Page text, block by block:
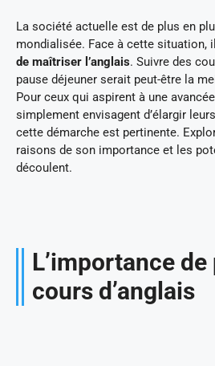
La société actuelle est de plus en
mondialisée. Face à cette situation,
de maîtriser l’anglais. Suivre des
pause déjeuner serait peut-être la
Pour ceux qui aspirent à une
simplement envisagent d’élargir
cette démarche est pertinente.
raisons de son importance et les
découlent.
L’importance
cours d’anglais